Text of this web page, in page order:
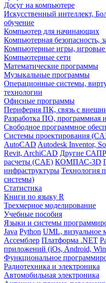
Досуг на компьютере
Искусственный интеллект,
обучение
Компьютер для начинающих
Компьютерная безопасность,
Компьютерные игры, игровые
Компьютерные сети
Математические программы
Музыкальные программы
Операционные системы,
технологии
Офисные программы
Периферия ПК, связь с
Разработка ПО, программная
Свободное программное
Системы проектирования
AutoCAD Autodesk Inventor,
Revit, ArchiCAD Другие
расчеты (CAE) КОМПАС-3D
инфраструктуры Технология
системы)
Статистика
Книги по языку R
Трехмерное моделирование
Учебные пособия
Языки и системы
Java Python UML, визуальное
Ассемблер Платформа .NET
приложений (iOs, Android,
Функциональное
Радиотехника и электроника
Автомобильная электроника